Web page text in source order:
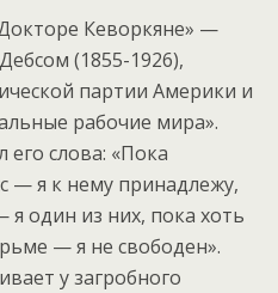
Кеворкяне» —
(1855-1926),
партии Америки и
рабочие мира».
его слова: «Пока
— я к нему принадлежу,
я один из них, пока хоть
— я не свободен».
у загробного